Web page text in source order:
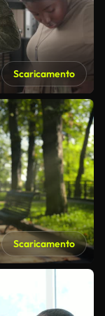
Scaricamento
Scaricamento